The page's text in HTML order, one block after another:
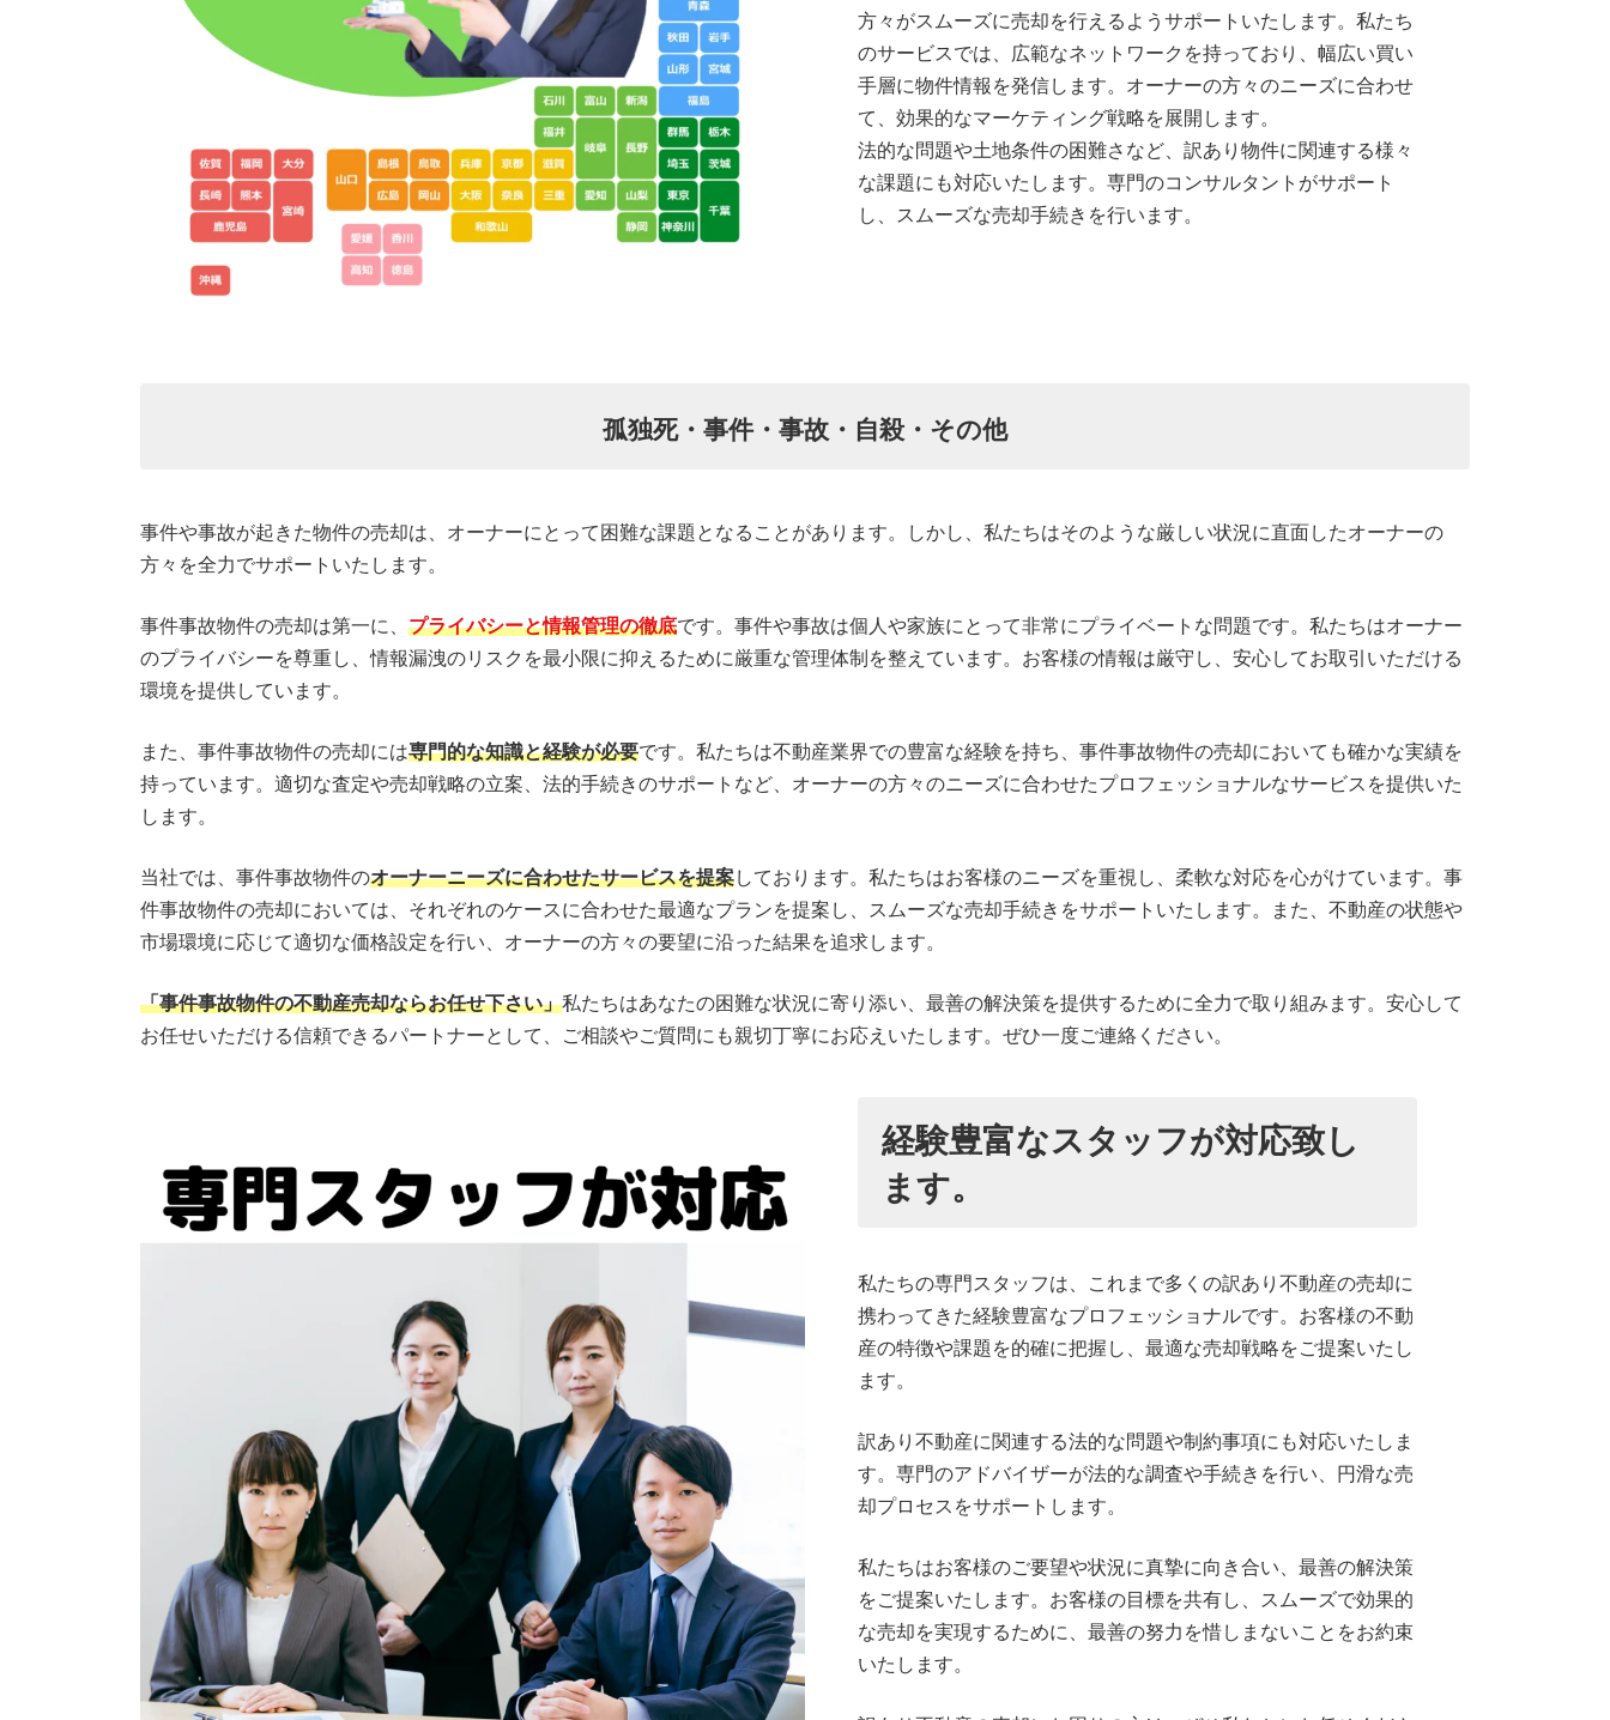
方々がスムーズに売却を行えるようサポートいたします。私たち
のサービスでは、広範なネットワークを持っており、幅広い買い
手層に物件情報を発信します。オーナーの方々のニーズに合わせ
て、効果的なマーケティング戦略を展開します。
法的な問題や土地条件の困難さなど、訳あり物件に関連する様々
な課題にも対応いたします。専門のコンサルタントがサポート
し、スムーズな売却手続きを行います。
孤独死・事件・事故・自殺・その他
事件や事故が起きた物件の売却は、オーナーにとって困難な課題となることがあります。しかし、私たちはそのような厳しい状況に直面したオーナーの
方々を全力でサポートいたします。
事件事故物件の売却は第一に、 プライバシーと情報管理の徹底です。事件や事故は個人や家族にとって非常にプライベートな問題です。私たちはオーナー
のプライバシーを尊重し、情報漏洩のリスクを最小限に抑えるために厳重な管理体制を整えています。お客様の情報は厳守し、安心してお取引いただける
環境を提供しています。
また、事件事故物件の売却には専門的な知識と経験が必要です。私たちは不動産業界での豊富な経験を持ち、事件事故物件の売却においても確かな実績を
持っています。適切な査定や売却戦略の立案、法的手続きのサポートなど、オーナーの方々のニーズに合わせたプロフェッショナルなサービスを提供いた
します。
当社では、事件事故物件のオーナーニーズに合わせたサービスを提案しております。私たちはお客様のニーズを重視し、柔軟な対応を心がけています。事
件事故物件の売却においては、それぞれのケースに合わせた最適なプランを提案し、スムーズな売却手続きをサポートいたします。また、不動産の状態や
市場環境に応じて適切な価格設定を行い、オーナーの方々の要望に沿った結果を追求します。
「事件事故物件の不動産売却ならお任せ下さい」私たちはあなたの困難な状況に寄り添い、最善の解決策を提供するために全力で取り組みます。安心して
お任せいただける信頼できるパートナーとして、ご相談やご質問にも親切丁寧にお応えいたします。ぜひ一度ご連絡ください。
経験豊富なスタッフが対応致し
ます。
私たちの専門スタッフは、これまで多くの訳あり不動産の売却に
携わってきた経験豊富なプロフェッショナルです。お客様の不動
産の特徴や課題を的確に把握し、最適な売却戦略をご提案いたし
ます。
訳あり不動産に関連する法的な問題や制約事項にも対応いたしま
す。専門のアドバイザーが法的な調査や手続きを行い、円滑な売
却プロセスをサポートします。
私たちはお客様のご要望や状況に真摯に向き合い、最善の解決策
をご提案いたします。お客様の目標を共有し、スムーズで効果的
な売却を実現するために、最善の努力を惜しまないことをお約束
いたします。